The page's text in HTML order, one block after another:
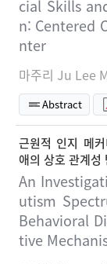
cial Skills
n: Centered
nter
마주리 Ju Lee
Abstract
근원적 인지 메
애의 상호 관계성
An
utism
Behavioral
tive